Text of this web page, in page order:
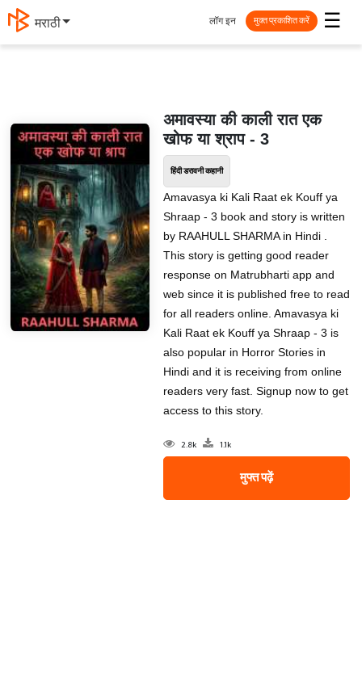
मराठी ☰
लॉग इन मुक्त प्रकाशित करें
अमावस्या की काली रात एक
खोफ या श्राप - 3
हिंदी डरावनी कहानी
Amavasya ki Kali Raat ek Kouff ya
Shraap - 3 book and story is written
by RAAHULL SHARMA in Hindi .
This story is getting good reader
response on Matrubharti app and
web since it is published free to read
for all readers online. Amavasya ki
Kali Raat ek Kouff ya Shraap - 3 is
also popular in Horror Stories in
Hindi and it is receiving from online
readers very fast. Signup now to get
access to this story.
2.8k 1.1k
मुफ्त पढ़ें